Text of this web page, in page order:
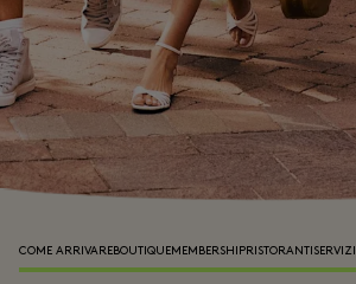
COME ARRIVAREBOUTIQUEMEMBERSHIPRISTORANTISERVIZI